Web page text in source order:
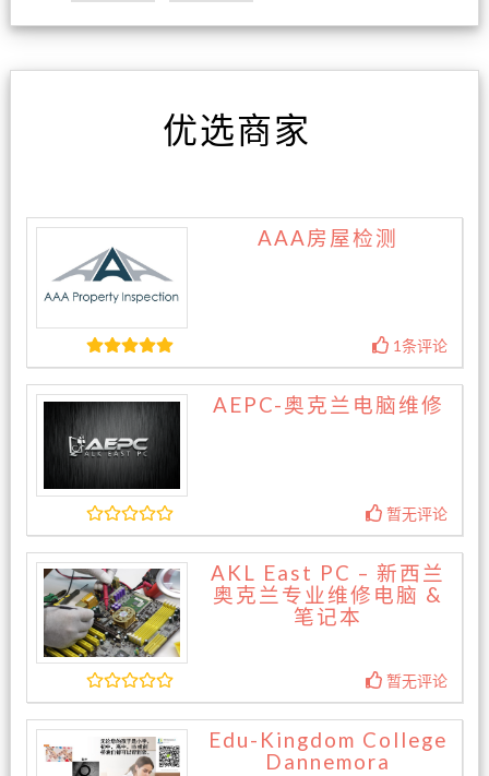
优选商家
AAA房屋检测
1条评论
AEPC-奥克兰电脑维修
暂无评论
AKL East PC – 新西兰
奥克兰专业维修电脑 &
笔记本
暂无评论
Edu-Kingdom College
Dannemora